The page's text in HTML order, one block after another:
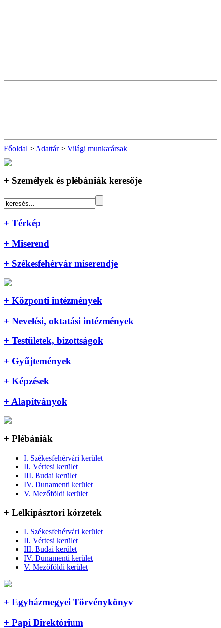
Főoldal > Adattár> Világi munkatársak
+ Személyek és plébániák keresője
+ Térkép
+ Miserend
+ Székesfehérvár miserendje
+ Központi intézmények
+ Nevelési, oktatási intézmények
+ Testületek, bizottságok
+ Gyűjtemények
+ Képzések
+ Alapítványok
+ Plébániák
I. Székesfehérvári kerület
II. Vértesi kerület
III. Budai kerület
IV. Dunamenti kerület
V. Mezőföldi kerület
+ Lelkipásztori körzetek
I. Székesfehérvári kerület
II. Vértesi kerület
III. Budai kerület
IV. Dunamenti kerület
V. Mezőföldi kerület
+ Egyházmegyei Törvénykönyv
+ Papi Direktórium